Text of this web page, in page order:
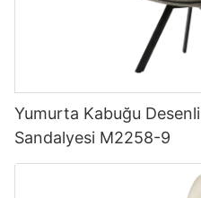
Yumurta Kabuğu
Sandalyesi M2258-9